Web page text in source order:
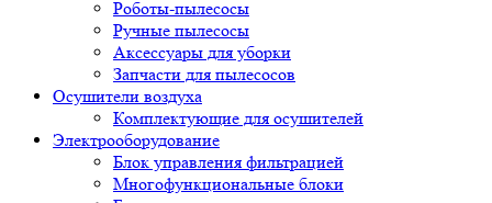
Роботы-пылесосы
Ручные пылесосы
Аксессуары для уборки
Запчасти для пылесосов
Осушители воздуха
Комплектующие для осушителей
Электрооборудование
Блок управления фильтрацией
Многофункциональные блоки